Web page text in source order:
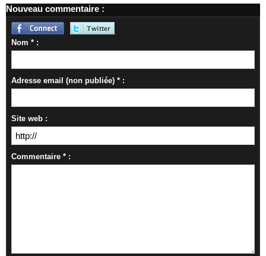
Nouveau commentaire :
Nom * :
Adresse email (non publiée) * :
Site web :
Commentaire * :